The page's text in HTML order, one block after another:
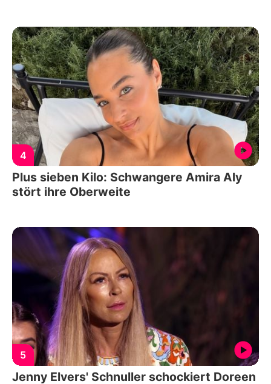
4
Plus sieben Kilo: Schwangere Amira Aly
stört ihre Oberweite
5
Jenny Elvers' Schnuller schockiert Doreen